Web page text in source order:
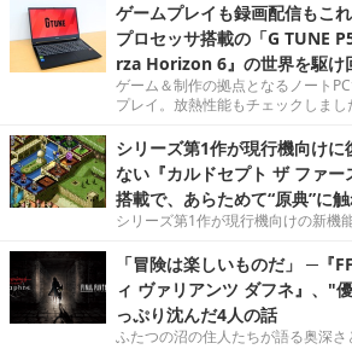
ゲームプレイも録画配信もこ
プロセッサ搭載の「G TUNE
rza Horizon 6』の世界を駆け
ゲーム＆制作の拠点となるノート
プレイ。放熱性能もチェックしまし
シリーズ第1作が現行機向け
ない『カルドセプト ザ ファー
搭載で、あらためて“原典”に
シリーズ第1作が現行機向けの新機
「冒険は楽しいものだ」 ─『
ィ ヴァリアンツ ダフネ』、"
っぷり沈んだ4人の話
ふたつの沼の住人たちが語る奥深さ